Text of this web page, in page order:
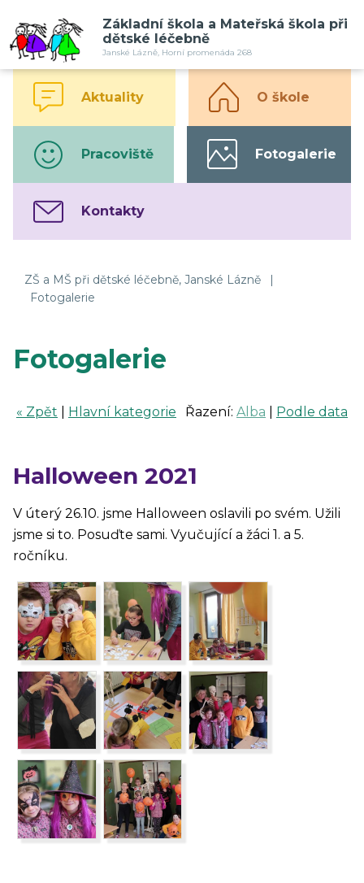
Základní škola a Mateřská škola při
dětské léčebně
Janské Lázně, Horní promenáda 268
Aktuality O škole
Pracoviště Fotogalerie
Kontakty
ZŠ a MŠ při dětské léčebně, Janské Lázně
|
Fotogalerie
Fotogalerie
Řazení: Alba Podle data
« Zpět Hlavní kategorie
Halloween 2021
V úterý 26.10. jsme Halloween oslavili po svém. Užili
jsme si to. Posuďte sami. Vyučující a žáci 1. a 5.
ročníku.